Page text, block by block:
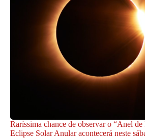
Raríssima chance de observar o “Anel de
Eclipse Solar Anular acontecerá neste